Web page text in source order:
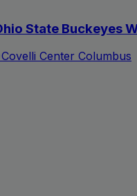
State Buckeyes
Covelli Center Columbus